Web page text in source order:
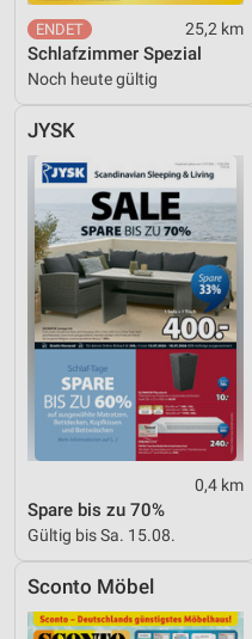
25,2 km
Schlafzimmer Spezial
Noch heute gültig
JYSK
0,4 km
Spare bis zu 70%
Gültig bis Sa. 15.08.
Sconto Möbel